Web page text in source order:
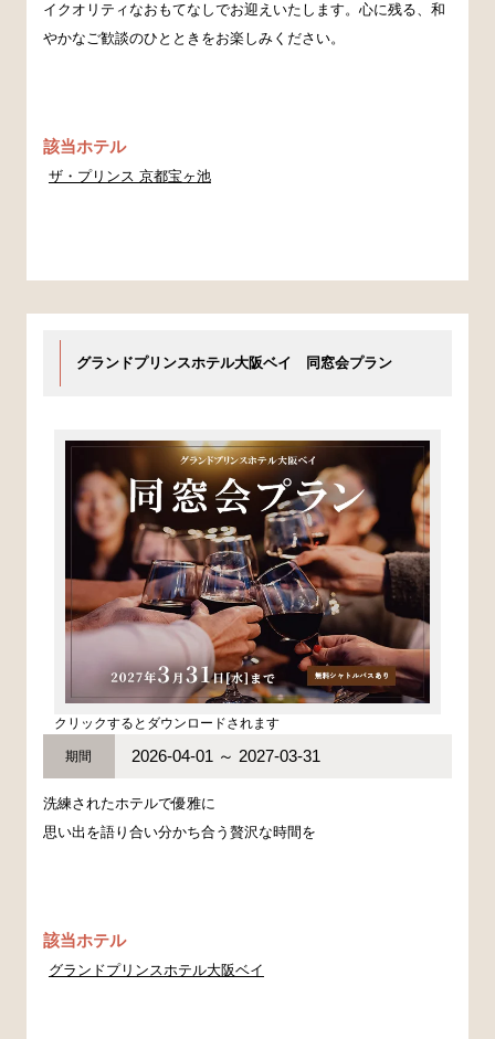
イクオリティなおもてなしでお迎えいたします。心に残る、和
やかなご歓談のひとときをお楽しみください。
該当ホテル
ザ・プリンス 京都宝ヶ池
グランドプリンスホテル大阪ベイ 同窓会プラン
クリックするとダウンロードされます
期間 2026-04-01 ～ 2027-03-31
洗練されたホテルで優雅に
思い出を語り合い分かち合う贅沢な時間を
該当ホテル
グランドプリンスホテル大阪ベイ